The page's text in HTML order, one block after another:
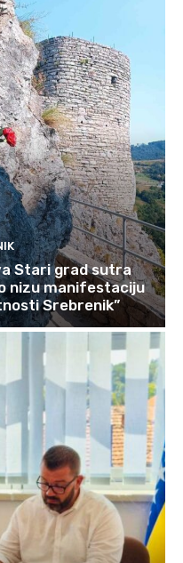
Stari grad sutra
nizu manifestaciju
Srebrenik”